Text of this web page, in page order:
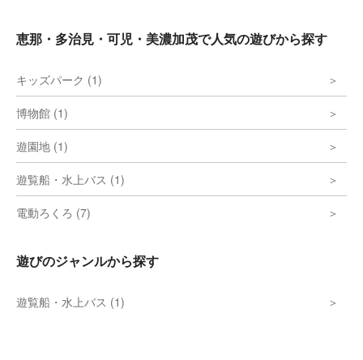
恵那・多治見・可児・美濃加茂で人気の遊びから探す
キッズパーク (1)
博物館 (1)
遊園地 (1)
遊覧船・水上バス (1)
電動ろくろ (7)
遊びのジャンルから探す
遊覧船・水上バス (1)